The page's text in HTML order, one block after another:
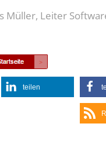
Müller, Leiter
teilen